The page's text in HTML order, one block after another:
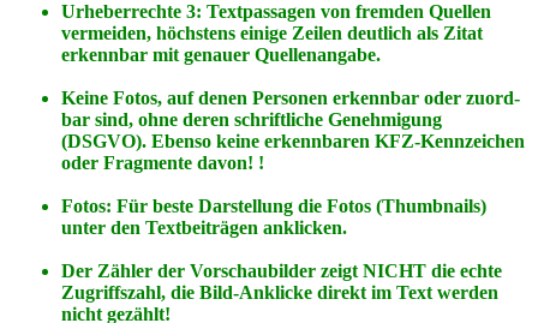
Urheberrechte 3: Textpassagen von fremden Quellen
vermeiden, höchstens einige Zeilen deutlich als Zitat
erkennbar mit genauer Quellenangabe.
Keine Fotos, auf denen Personen erkennbar oder zuord-
bar sind, ohne deren schriftliche Genehmigung
(DSGVO). Ebenso keine erkennbaren KFZ-Kennzeichen
oder Fragmente davon! !
Fotos: Für beste Darstellung die Fotos (Thumbnails)
unter den Textbeiträgen anklicken.
Der Zähler der Vorschaubilder zeigt NICHT die echte
Zugriffszahl, die Bild-Anklicke direkt im Text werden
nicht gezählt!